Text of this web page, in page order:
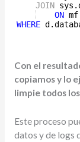
JOIN sys .
ON mf
WHERE d .
Con el
copiamos y lo
limpie todos
Este proceso
datos y de logs